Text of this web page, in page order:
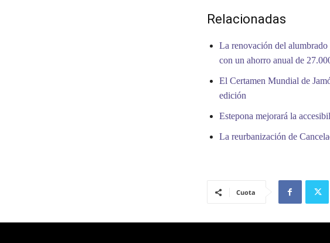
Relacionadas
La renovación del
con un ahorro anual de
El Certamen Mundial de
edición
Estepona mejorará la
La reurbanización de
Cuota